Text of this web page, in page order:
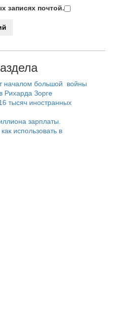
записях почтой.
началом большой войны
Рихарда Зорге
тысяч иностранных
зарплаты.
использовать в